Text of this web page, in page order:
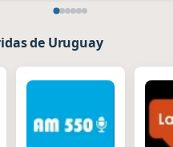
de Uruguay